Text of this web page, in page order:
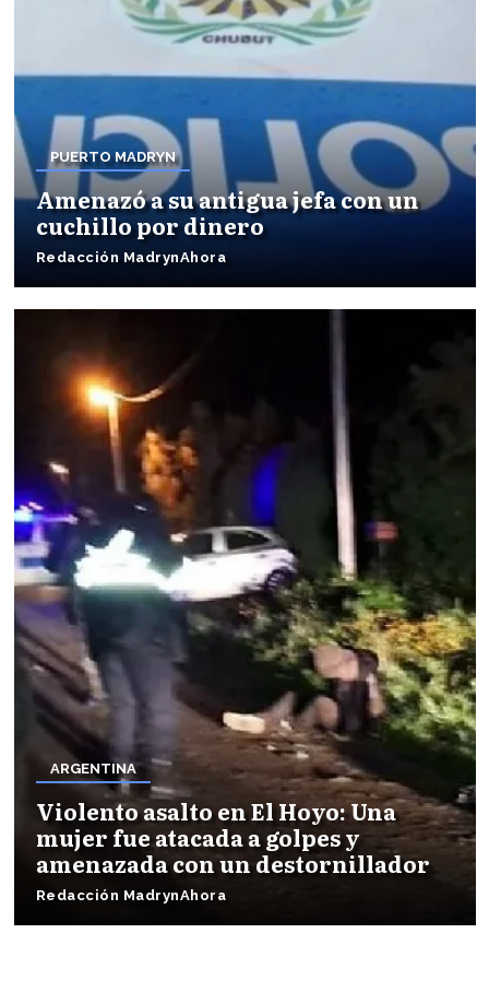
PUERTO MADRYN
Amenazó a su antigua jefa con un
cuchillo por dinero
Redacción MadrynAhora
ARGENTINA
Violento asalto en El Hoyo: Una
mujer fue atacada a golpes y
amenazada con un destornillador
Redacción MadrynAhora